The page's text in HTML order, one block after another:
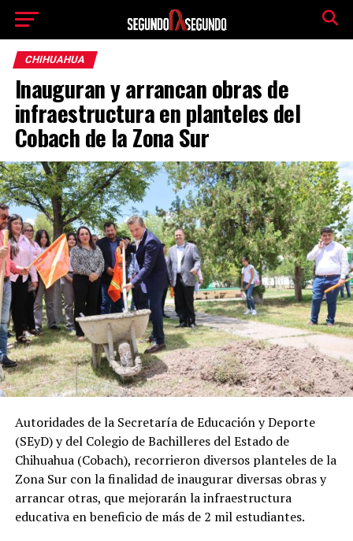
CHIHUAHUA
Inauguran y arrancan obras de
infraestructura en planteles del
Cobach de la Zona Sur
Autoridades de la Secretaría de Educación y Deporte
(SEyD) y del Colegio de Bachilleres del Estado de
Chihuahua (Cobach), recorrieron diversos planteles de la
Zona Sur con la finalidad de inaugurar diversas obras y
arrancar otras, que mejorarán la infraestructura
educativa en beneficio de más de 2 mil estudiantes.